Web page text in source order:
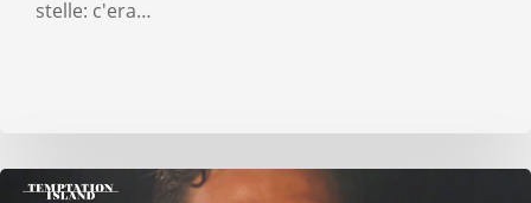
stelle: c'era…